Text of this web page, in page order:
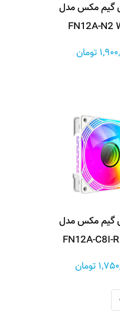
گیم مکس مدل
FN12A-N2
تومان
گیم مکس مدل
FN12A-C8I-
تومان